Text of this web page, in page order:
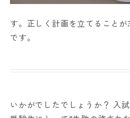
す。正しく計画を立てること
です。
いかがでしたでしょうか？ 入